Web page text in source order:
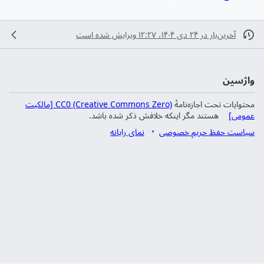
آخرین‌بار در ‏۲۴ دی ۱۴۰۴، ‏۱۲:۲۷ ویرایش شده است
واژسین
محتوایات تحت اجازه‌نامهٔ
CC0 (Creative Commons Zero) [مالکیت
عمومی]
هستند مگر اینکه خلافش ذکر شده باشد.
سیاست حفظ حریم خصوصی
نمای رایانه